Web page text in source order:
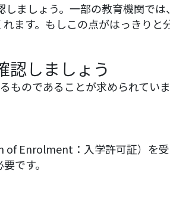
ましょう。一部の教育機関で
ます。もしこの点がはっきり
認しましょう
のであることが求められてい
Enrolment：入学許可証）を
です。